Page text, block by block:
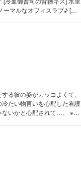
マルなオフィスラブ♪ [極
Sな元担当編集に翻弄される
る彼の姿がカッコよくて、
たい物言いを心配した看護
かと心配されて…。 ※本